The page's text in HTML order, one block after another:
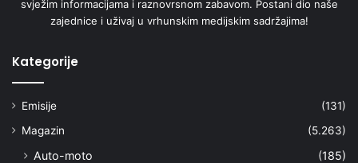
svježim informacijama i raznovrsnom zabavom. Postani dio naše
zajednice i uživaj u vrhunskim medijskim sadržajima!
Kategorije
Emisije
(131)
Magazin
(5.263)
Auto-moto
(185)